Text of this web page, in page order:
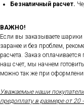
Безналичный расчет.
ВАЖНО!
Если вы заказываете шарики
заранее и без проблем,
расчета. Заказ
наш счет, мы начнем
можно так же при
Уважаемые наши
предоплату в размере от 20